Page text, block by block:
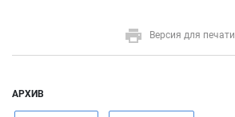
Версия для печати
АРХИВ